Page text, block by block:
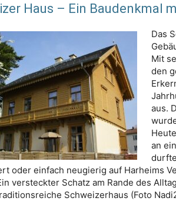
Haus – Ein Baudenkmal
Das
Mit
den
aus.
an
oder einfach neugierig auf Harheims
versteckter Schatz am Rande des
Schweizerhaus (Foto